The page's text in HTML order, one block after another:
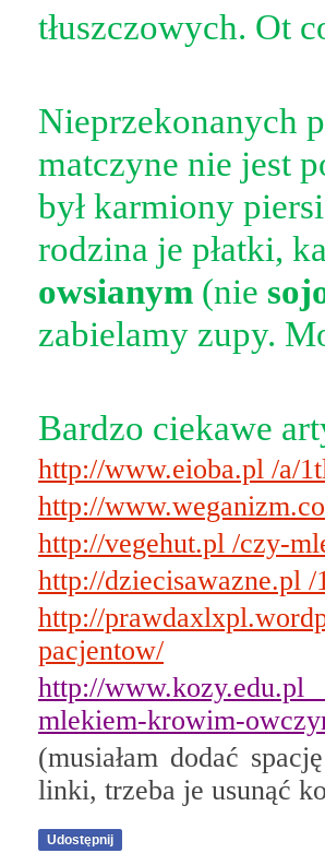
tłuszczowych. Ot
Nieprzekonanych
matczyne nie jest
był karmiony
rodzina je płatki,
owsianym (nie
zabielamy zupy.
Bardzo ciekawe
http://www.eioba.pl /a/
http://
http://vegehut.pl /czy-
http://dziecisawazne.pl
http://
pacjentow/
http://www.kozy.edu.pl
mlekiem-krowim-
(musiałam dodać
linki, trzeba je usunąć
Udostępnij